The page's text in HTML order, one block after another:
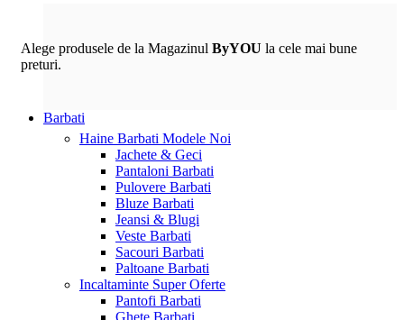
Alege produsele de la Magazinul ByYOU la cele mai bune
preturi.
Barbati
Haine Barbati Modele Noi
Jachete & Geci
Pantaloni Barbati
Pulovere Barbati
Bluze Barbati
Jeansi & Blugi
Veste Barbati
Sacouri Barbati
Paltoane Barbati
Incaltaminte Super Oferte
Pantofi Barbati
Ghete Barbati